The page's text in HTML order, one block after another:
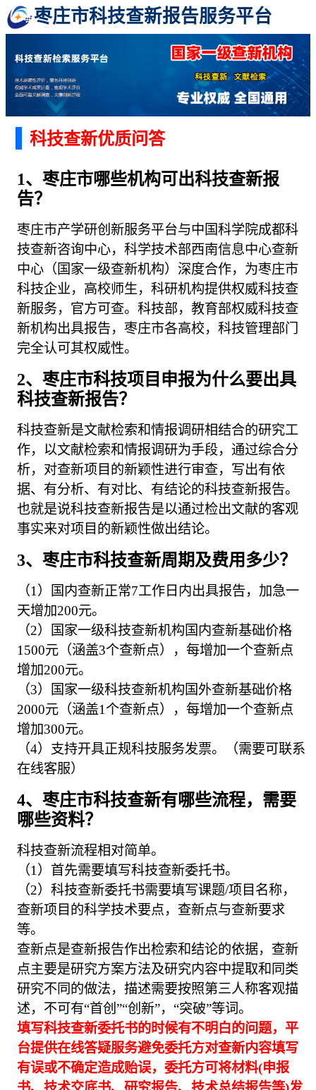
枣庄市科技查新报告服务平台
科技查新优质问答
1、枣庄市哪些机构可出科技查新报
告？
枣庄市产学研创新服务平台与中国科学院成都科
技查新咨询中心，科学技术部西南信息中心查新
中心（国家一级查新机构）深度合作，为枣庄市
科技企业，高校师生，科研机构提供权威科技查
新服务，官方可查。科技部，教育部权威科技查
新机构出具报告，枣庄市各高校，科技管理部门
完全认可其权威性。
2、枣庄市科技项目申报为什么要出具
科技查新报告？
科技查新是文献检索和情报调研相结合的研究工
作，以文献检索和情报调研为手段，通过综合分
析，对查新项目的新颖性进行审查，写出有依
据、有分析、有对比、有结论的科技查新报告。
也就是说科技查新报告是以通过检出文献的客观
事实来对项目的新颖性做出结论。
3、枣庄市科技查新周期及费用多少？
（1）国内查新正常7工作日内出具报告，加急一
天增加200元。
（2）国家一级科技查新机构国内查新基础价格
1500元（涵盖3个查新点），每增加一个查新点
增加200元。
（3）国家一级科技查新机构国外查新基础价格
2000元（涵盖1个查新点），每增加一个查新点
增加300元。
（4）支持开具正规科技服务发票。（需要可联系
在线客服）
4、枣庄市科技查新有哪些流程，需要
哪些资料？
科技查新流程相对简单。
（1）首先需要填写科技查新委托书。
（2）科技查新委托书需要填写课题/项目名称，
查新项目的科学技术要点，查新点与查新要求
等。
查新点是查新报告作出检索和结论的依据，查新
点主要是研究方案方法及研究内容中提取和同类
研究不同的做法，描述需要按照第三人称客观描
述，不可有“首创”“创新”，“突破”等词。
填写科技查新委托书的时候有不明白的问题，平
台提供在线答疑服务避免委托方对查新内容填写
有误或不确定造成贻误，委托方可将材料(申报